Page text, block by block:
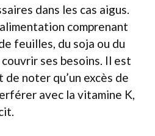
dans les cas aigus.
comprenant
feuilles, du soja ou du
ses besoins. Il est
noter qu’un excès de
avec la vitamine K,